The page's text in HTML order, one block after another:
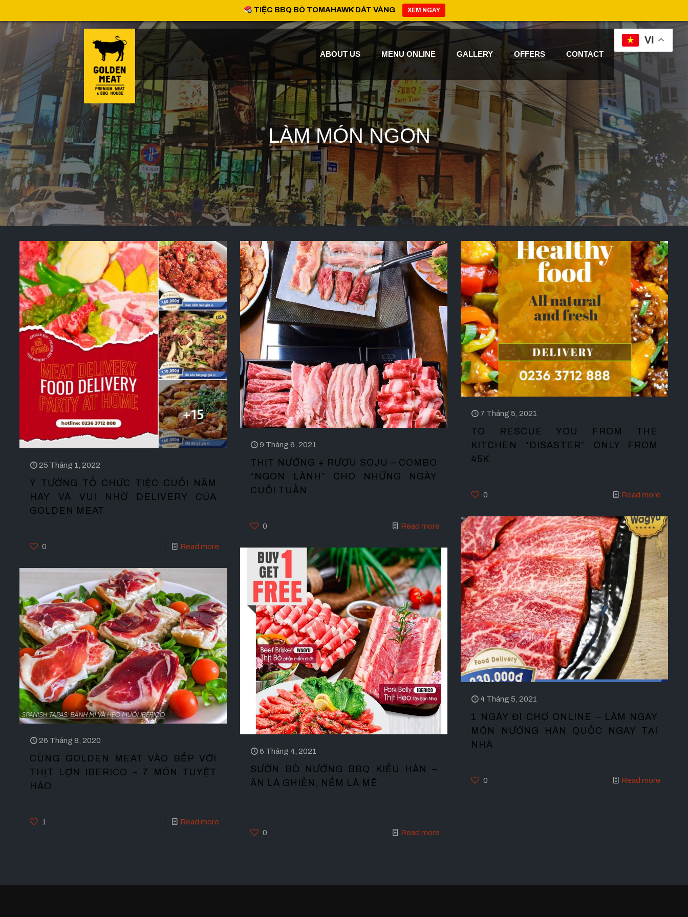
ABOUT US MENU ONLINE GALLERY OFFERS CONTACT
VI
LÀM MÓN NGON
25 Tháng 1, 2022
Ý TƯỞNG TỔ CHỨC TIỆC CUỐI NĂM
HAY VÀ VUI NHỜ DELIVERY CỦA
GOLDEN MEAT
0 Read more
9 Tháng 6, 2021
THỊT NƯỚNG + RƯỢU SOJU – COMBO
“NGON LÀNH” CHO NHỮNG NGÀY
CUỐI TUẦN
0 Read more
7 Tháng 5, 2021
TO RESCUE YOU FROM THE
KITCHEN “DISASTER” ONLY FROM
45K
0 Read more
4 Tháng 5, 2021
1 NGÀY ĐI CHỢ ONLINE – LÀM NGAY
MÓN NƯỚNG HÀN QUỐC NGAY TẠI
NHÀ
0 Read more
6 Tháng 4, 2021
SƯỜN BÒ NƯỚNG BBQ KIỂU HÀN –
ĂN LÀ GHIỀN, NẾM LÀ MÊ
0 Read more
26 Tháng 8, 2020
CÙNG GOLDEN MEAT VÀO BẾP VỚI
THỊT LỢN IBERICO – 7 MÓN TUYỆT
HẢO
1 Read more
TIỆC BBQ BÒ TOMAHAWK DÁT VÀNG XEM NGAY